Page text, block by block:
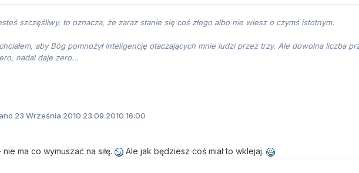
szczęśliwy, to oznacza, że zaraz stanie się coś złego albo nie wiesz o czymś istotnym.
aby Bóg pomnożył inteligencję otaczających mnie ludzi przez trzy. Ale dowolna liczba
nadal daje zero...
23 Września 2010 23.09.2010 16:00
ma co wymuszać na siłę. Ale jak będziesz coś miał to wklejaj.